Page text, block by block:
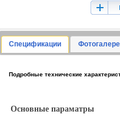
Спецификации
Подробные технические
Основные параматры